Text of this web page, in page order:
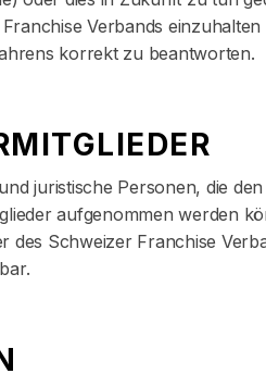
Verbands
korrekt zu beantworten.
juristische Personen, die
aufgenommen werden
des Schweizer Franchise